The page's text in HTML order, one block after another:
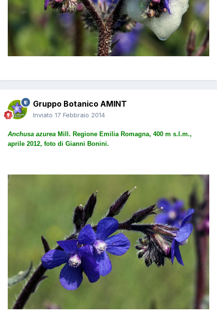
Gruppo Botanico AMINT
Inviato 17 Febbraio 2014
Anchusa azurea Mill. Regione Emilia Romagna, 400 m s.l.m.,
aprile 2012, foto di Gianni Bonini.